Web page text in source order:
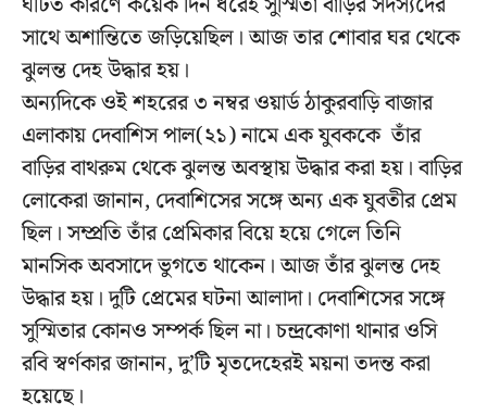
সাথে অশান্তিতে জড়িয়েছিল। আজ তার শোবার ঘর থেকে
ঝুলন্ত দেহ উদ্ধার হয়।
অন্যদিকে ওই শহরের ৩ নম্বর ওয়ার্ড ঠাকুরবাড়ি বাজার
এলাকায় দেবাশিস পাল(২১) নামে এক যুবককে তাঁর
বাড়ির বাথরুম থেকে ঝুলন্ত অবস্থায় উদ্ধার করা হয়। বাড়ির
লোকেরা জানান, দেবাশিসের সঙ্গে অন্য এক যুবতীর প্রেম
ছিল। সম্প্রতি তাঁর প্রেমিকার বিয়ে হয়ে গেলে তিনি
মানসিক অবসাদে ভুগতে থাকেন। আজ তাঁর ঝুলন্ত দেহ
উদ্ধার হয়। দুটি প্রেমের ঘটনা আলাদা। দেবাশিসের সঙ্গে
সুস্মিতার কোনও সম্পর্ক ছিল না। চন্দ্রকোণা থানার ওসি
রবি স্বর্ণকার জানান, দু’টি মৃতদেহেরই ময়না তদন্ত করা
হয়েছে।